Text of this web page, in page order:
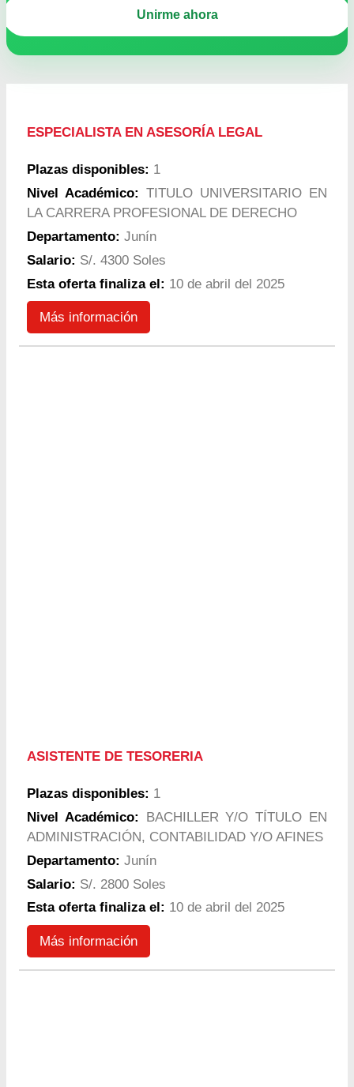
Unirme ahora
ESPECIALISTA EN ASESORÍA LEGAL
Plazas disponibles: 1
Nivel Académico: TITULO UNIVERSITARIO EN
LA CARRERA PROFESIONAL DE DERECHO
Departamento: Junín
Salario: S/. 4300 Soles
Esta oferta finaliza el: 10 de abril del 2025
Más información
ASISTENTE DE TESORERIA
Plazas disponibles: 1
Nivel Académico: BACHILLER Y/O TÍTULO EN
ADMINISTRACIÓN, CONTABILIDAD Y/O AFINES
Departamento: Junín
Salario: S/. 2800 Soles
Esta oferta finaliza el: 10 de abril del 2025
Más información